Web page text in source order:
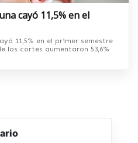
cayó 11,5% en el
11,5% en el primer semestre
los cortes aumentaron 53,6%